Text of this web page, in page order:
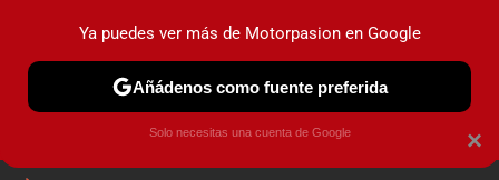
PRUEBAS COCHES ELÉCTRICOS OBSERVATORIO
×
Ya puedes ver más de Motorpasion en Google
Añádenos como fuente preferida
Solo necesitas una cuenta de Google